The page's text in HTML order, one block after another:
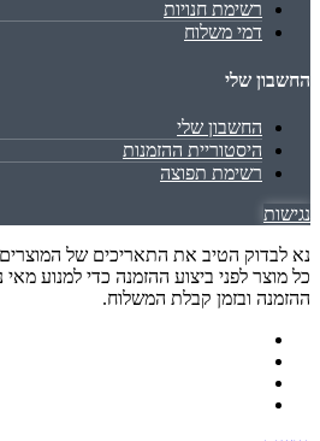
רשימת חנויות
דמי משלוח
החשבון שלי
החשבון שלי
היסטוריית ההזמנות
רשימת תפוצה
נגישות
נא לבדוק הטיב את התאריכים של
כל מוצר לפני ביצוע ההזמנה כדי למנוע
ההזמנה ובזמן קבלת המשלוח.